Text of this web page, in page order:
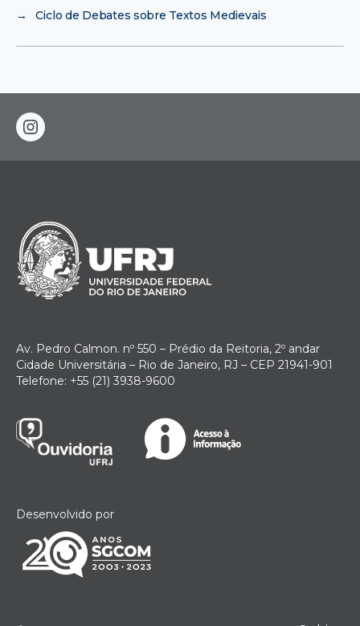
→
Ciclo de Debates sobre Textos Medievais
instagram
Av. Pedro Calmon. nº 550 – Prédio da Reitoria, 2º andar
Cidade Universitária – Rio de Janeiro, RJ – CEP 21941-901
Telefone: +55 (21) 3938-9600
Desenvolvido por